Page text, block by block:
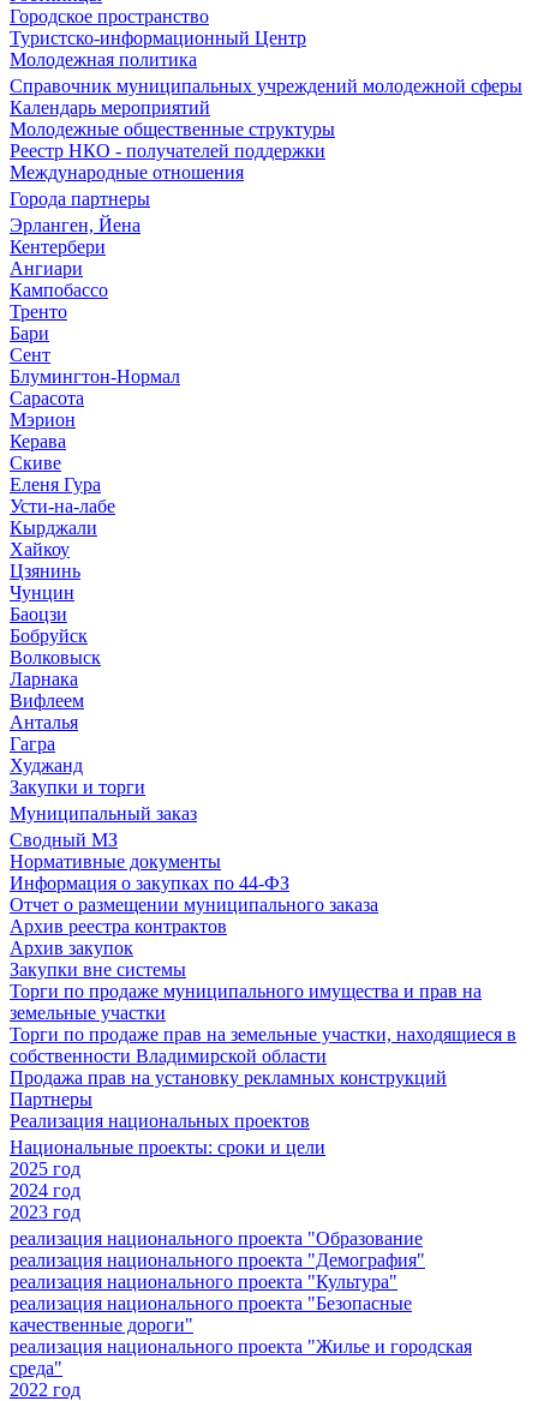
Городское пространство
Туристско-информационный Центр
Молодежная политика
Справочник муниципальных учреждений молодежной сферы
Календарь мероприятий
Молодежные общественные структуры
Реестр НКО - получателей поддержки
Международные отношения
Города партнеры
Эрланген, Йена
Кентербери
Ангиари
Кампобассо
Тренто
Бари
Сент
Блумингтон-Нормал
Сарасота
Мэрион
Керава
Скиве
Еленя Гура
Усти-на-лабе
Кырджали
Хайкоу
Цзянинь
Чунцин
Баоцзи
Бобруйск
Волковыск
Ларнака
Вифлеем
Анталья
Гагра
Худжанд
Закупки и торги
Муниципальный заказ
Сводный МЗ
Нормативные документы
Информация о закупках по 44-ФЗ
Отчет о размещении муниципального заказа
Архив реестра контрактов
Архив закупок
Закупки вне системы
Торги по продаже муниципального имущества и прав на
земельные участки
Торги по продаже прав на земельные участки, находящиеся в
собственности Владимирской области
Продажа прав на установку рекламных конструкций
Партнеры
Реализация национальных проектов
Национальные проекты: сроки и цели
2025 год
2024 год
2023 год
реализация национального проекта "Образование
реализация национального проекта "Демография"
реализация национального проекта "Культура"
реализация национального проекта "Безопасные
качественные дороги"
реализация национального проекта "Жилье и городская
среда"
2022 год